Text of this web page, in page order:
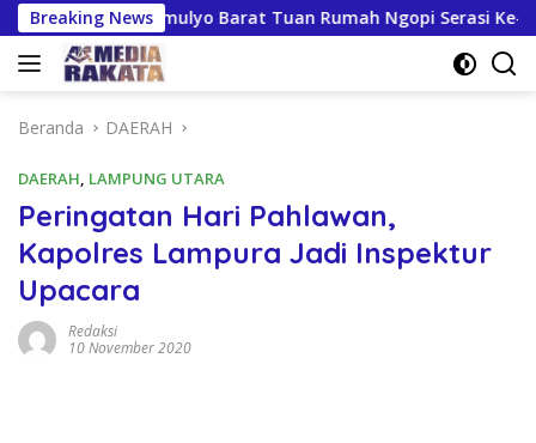
Langsung
ke
konten
Breaking News
Kresnomulyo Barat Tuan Rumah Ngopi Serasi Ke-29
Beranda DAERAH
DAERAH, LAMPUNG UTARA
Peringatan Hari Pahlawan,
Kapolres Lampura Jadi Inspektur
Upacara
Redaksi
10 November 2020